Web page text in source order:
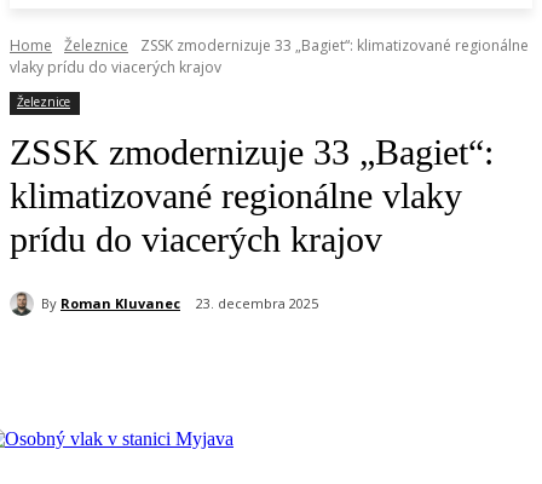
Home Železnice
ZSSK zmodernizuje 33 „Bagiet“: klimatizované regionálne
vlaky prídu do viacerých krajov
Železnice
ZSSK zmodernizuje 33 „Bagiet“:
klimatizované regionálne vlaky
prídu do viacerých krajov
By Roman Kluvanec 23. decembra 2025